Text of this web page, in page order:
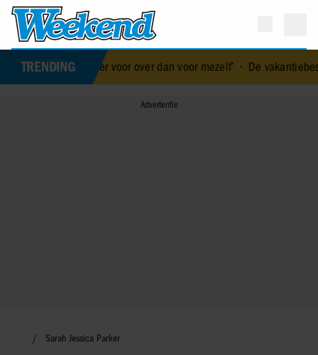
TRENDING
voor gezin: ‘Meer voor over dan voor mezelf’• De
Sarah Jessica Parker